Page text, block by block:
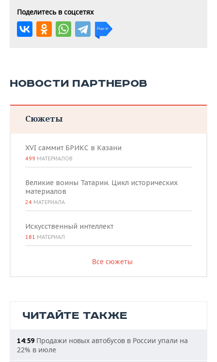
Поделитесь в соцсетях
НОВОСТИ ПАРТНЕРОВ
Сюжеты
XVI саммит БРИКС в Казани
499 МАТЕРИАЛОВ
Великие воины Татарии. Цикл исторических
материалов
24 МАТЕРИАЛА
Искусственный интеллект
181 МАТЕРИАЛ
Все сюжеты
ЧИТАЙТЕ ТАКЖЕ
14:59 Продажи новых автобусов в России упали на
22% в июле